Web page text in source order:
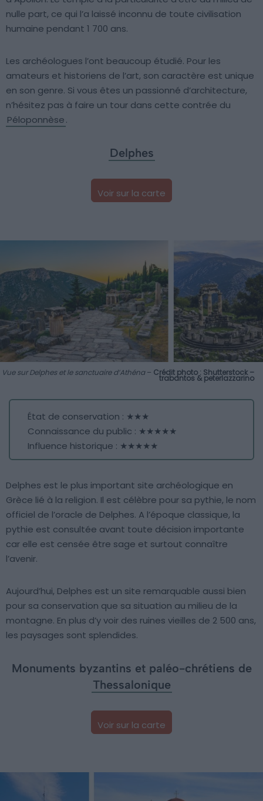
nulle part, ce qui l’a laissé inconnu de toute civilisation
humaine pendant 1 700 ans.
Les archéologues l’ont beaucoup étudié. Pour les
amateurs et historiens de l’art, son caractère est unique
en son genre. Si vous êtes un passionné d’architecture,
n’hésitez pas à faire un tour dans cette contrée du
Péloponnèse.
Delphes
Voir sur la carte
Vue sur Delphes et le sanctuaire d’Athéna– Crédit photo : Shutterstock –
trabantos & peterlazzarino
État de conservation : ★★★
Connaissance du public : ★★★★★
Influence historique : ★★★★★
Delphes est le plus important site archéologique en
Grèce lié à la religion. Il est célèbre pour sa pythie, le nom
officiel de l’oracle de Delphes. A l’époque classique, la
pythie est consultée avant toute décision importante
car elle est censée être sage et surtout connaître
l’avenir.
Aujourd’hui, Delphes est un site remarquable aussi bien
pour sa conservation que sa situation au milieu de la
montagne. En plus d’y voir des ruines vieilles de 2 500 ans,
les paysages sont splendides.
Monuments byzantins et paléo-chrétiens de
Thessalonique
Voir sur la carte